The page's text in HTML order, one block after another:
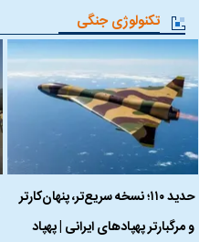
تکنولوژی جنگی
حدید ۱۱۰؛ نسخه سریع‌تر، پنهان‌کارتر
و مرگبارتر پهپادهای ایرانی | پهپاد